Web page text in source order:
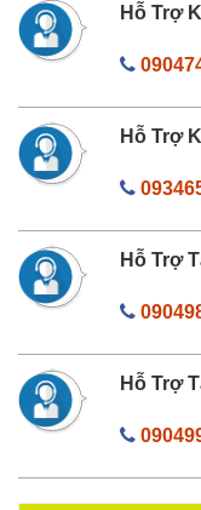
Hỗ Trợ
Hỗ Trợ
Hỗ Trợ
Hỗ Trợ